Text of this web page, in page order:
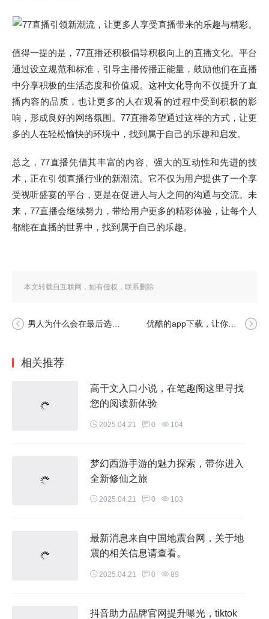
值得一提的是，77直播还积极倡导积极向上的直播文化。平台
通过设立规范和标准，引导主播传播正能量，鼓励他们在直播
中分享积极的生活态度和价值观。这种文化导向不仅提升了直
播内容的品质，也让更多的人在观看的过程中受到积极的影
响，形成良好的网络氛围。77直播希望通过这样的方式，让更
多的人在轻松愉快的环境中，找到属于自己的乐趣和启发。
总之，77直播凭借其丰富的内容、强大的互动性和先进的技
术，正在引领直播行业的新潮流。它不仅为用户提供了一个享
受视听盛宴的平台，更是在促进人与人之间的沟通与交流。未
来，77直播会继续努力，带给用户更多的精彩体验，让每个人
都能在直播的世界中，找到属于自己的乐趣。
本文转载自互联网，如有侵权，联系删除
男人为什么会在最后选择加速的原因是什么呢 优酷的app下载，让你畅享精彩视频新体验
相关推荐
高干文入口小说，在笔趣阁这里寻找
您的阅读新体验
2025.04.21 0 104
梦幻西游手游的魅力探索，带你进入
全新修仙之旅
2025.04.21 0 103
最新消息来自中国地震台网，关于地
震的相关信息请查看。
2025.04.21 0 89
抖音助力品牌官网提升曝光，tiktok